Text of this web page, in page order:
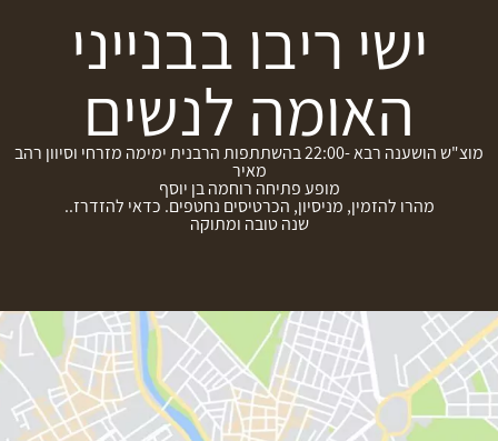
ישי ריבו בבנייני
האומה לנשים
מוצ"ש הושענה רבא -22:00 בהשתתפות הרבנית ימימה מזרחי וסיוון רהב
מאיר
מופע פתיחה רוחמה בן יוסף
מהרו להזמין, מניסיון, הכרטיסים נחטפים. כדאי להזדרז..
שנה טובה ומתוקה